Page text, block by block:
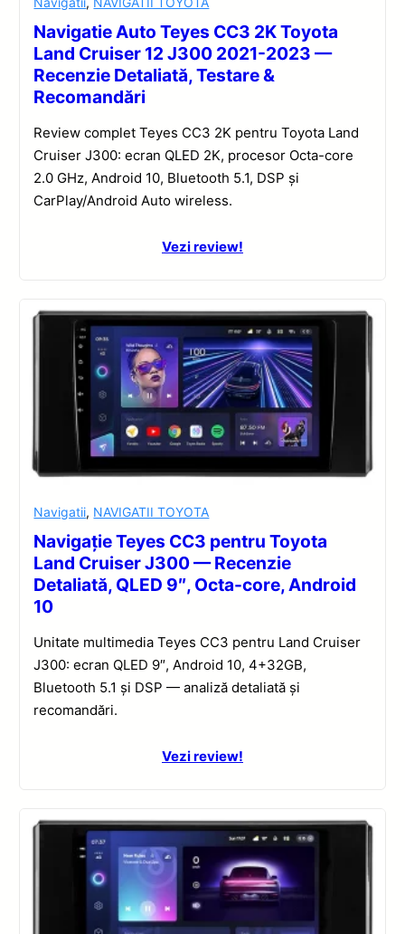
Navigatie Auto Teyes CC3 2K Toyota
Land Cruiser 12 J300 2021-2023 —
Recenzie Detaliată, Testare &
Recomandări
Review complet Teyes CC3 2K pentru Toyota Land
Cruiser J300: ecran QLED 2K, procesor Octa-core
2.0 GHz, Android 10, Bluetooth 5.1, DSP și
CarPlay/Android Auto wireless.
Vezi review!
Navigatii, NAVIGATII TOYOTA
Navigație Teyes CC3 pentru Toyota
Land Cruiser J300 — Recenzie
Detaliată, QLED 9″, Octa-core, Android
10
Unitate multimedia Teyes CC3 pentru Land Cruiser
J300: ecran QLED 9″, Android 10, 4+32GB,
Bluetooth 5.1 și DSP — analiză detaliată și
recomandări.
Vezi review!